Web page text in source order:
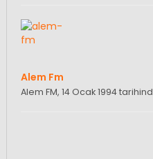
Alem Fm
Alem FM, 14 Ocak 1994